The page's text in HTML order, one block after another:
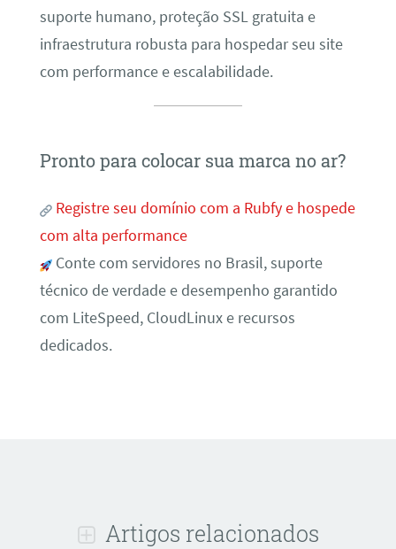
suporte humano, proteção SSL gratuita e
infraestrutura robusta para hospedar seu site
com performance e escalabilidade.
Pronto para colocar sua marca no ar?
Registre seu domínio com a Rubfy e hospede
com alta performance
Conte com servidores no Brasil, suporte
técnico de verdade e desempenho garantido
com LiteSpeed, CloudLinux e recursos
dedicados.
Artigos relacionados